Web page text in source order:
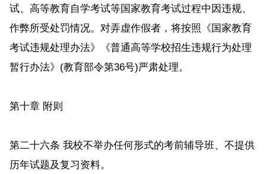
试、高等教育自学考试等国家教育考试过程中因违规、
作弊所受处罚情况。对弄虚作假者，将按照《国家教育
考试违规处理办法》《普通高等学校招生违规行为处理
暂行办法》(教育部令第36号)严肃处理。
第十章 附则
第二十六条 我校不举办任何形式的考前辅导班、不提供
历年试题及复习资料。